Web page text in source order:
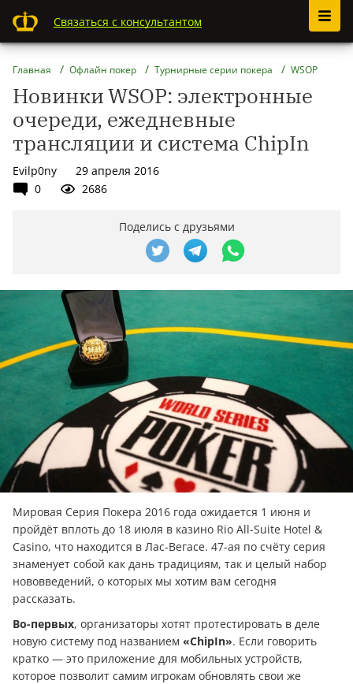
Связаться с консультантом
Главная Офлайн покер Турнирные серии покера WSOP
Новинки WSOP: электронные
очереди, ежедневные
трансляции и система ChipIn
Evilp0ny
29 апреля 2016
0
2686
Поделись с друзьями
Мировая Серия Покера 2016 года ожидается 1 июня и
пройдёт вплоть до 18 июля в казино Rio All-Suite Hotel &
Casino, что находится в Лас-Вегасе. 47-ая по счёту серия
знаменует собой как дань традициям, так и целый набор
нововведений, о которых мы хотим вам сегодня
рассказать.
Во-первых, организаторы хотят протестировать в деле
новую систему под названием «ChipIn». Если говорить
кратко — это приложение для мобильных устройств,
которое позволит самим игрокам обновлять свои же